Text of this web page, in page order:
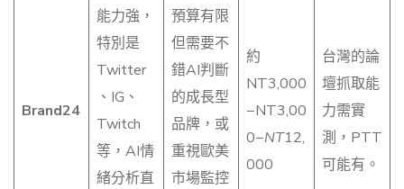
Brand24
能力強，
特別是
Twitter
、IG、
Twitch
等，AI情
緒分析直
預算有限
但需要不
錯AI判斷
的成長型
品牌，或
重視歐美
市場監控
約
NT3,000
−NT3,00
0−NT12,
000
台灣的論
壇抓取能
力需實
測，PTT
可能有。